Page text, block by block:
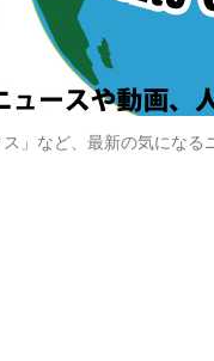
」など、最新の気にな